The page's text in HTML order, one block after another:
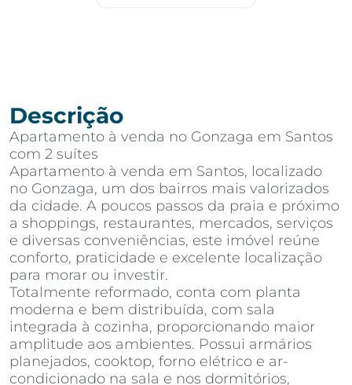
Descrição
Apartamento à venda no Gonzaga em Santos
com 2 suítes
Apartamento à venda em Santos, localizado
no Gonzaga, um dos bairros mais valorizados
da cidade. A poucos passos da praia e próximo
a shoppings, restaurantes, mercados, serviços
e diversas conveniências, este imóvel reúne
conforto, praticidade e excelente localização
para morar ou investir.
Totalmente reformado, conta com planta
moderna e bem distribuída, com sala
integrada à cozinha, proporcionando maior
amplitude aos ambientes. Possui armários
planejados, cooktop, forno elétrico e ar-
condicionado na sala e nos dormitórios,